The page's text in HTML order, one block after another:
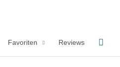
Favoriten Reviews